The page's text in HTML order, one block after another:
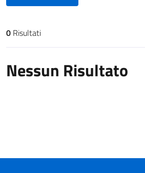
Risultati di ricerca
0 Risultati
Nessun Risultato